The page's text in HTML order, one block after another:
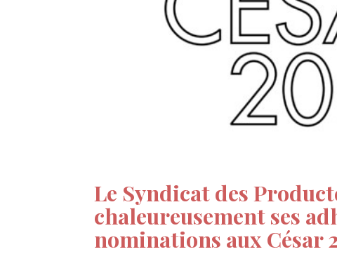
Le Syndicat des
chaleureusement ses
nominations aux César